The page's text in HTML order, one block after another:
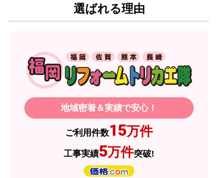
あったので購入いたしました。
【その他感想・コメント】
製品価格もですが、設置や保証なども充実してい
るので、今後も頼りになるショップの一つです。
2026年7月3日 19:01
欲しい商品をスムーズに注文できましたか？
選ばれる理由
地域密着＆実績で安心！
ご利用件数15万件
工事実績5万件突破!